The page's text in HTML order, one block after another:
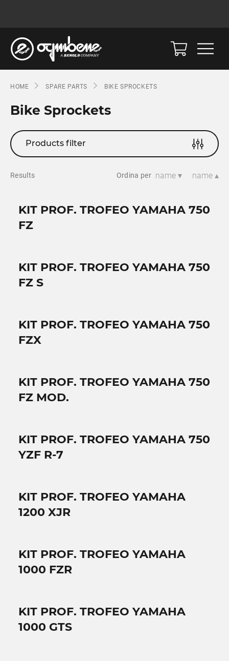
HOME SPARE PARTS BIKE SPROCKETS
Bike Sprockets
Products filter
Results Ordina per name ▾ name ▴
KIT PROF. TROFEO YAMAHA 750
FZ
KIT PROF. TROFEO YAMAHA 750
FZ S
KIT PROF. TROFEO YAMAHA 750
FZX
KIT PROF. TROFEO YAMAHA 750
FZ MOD.
KIT PROF. TROFEO YAMAHA 750
YZF R-7
KIT PROF. TROFEO YAMAHA
1200 XJR
KIT PROF. TROFEO YAMAHA
1000 FZR
KIT PROF. TROFEO YAMAHA
1000 GTS